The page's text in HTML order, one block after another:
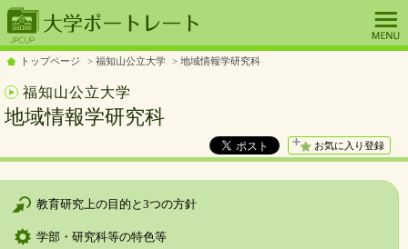
トップページ 福知山公立大学 地域情報学研究科
福知山公立大学
地域情報学研究科
お気に入り登録
教育研究上の目的と3つの方針
学部・研究科等の特色等